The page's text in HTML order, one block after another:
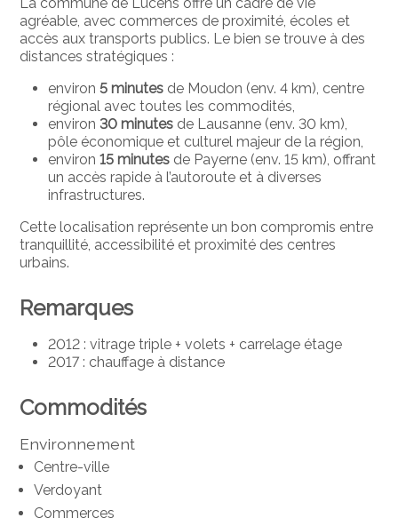
agréable, avec commerces de proximité, écoles et
accès aux transports publics. Le bien se trouve à des
distances stratégiques :
environ5 minutes de Moudon (env. 4 km), centre
régional avec toutes les commodités,
environ 30 minutes de Lausanne (env. 30 km),
pôle économique et culturel majeur de la région,
environ15 minutes de Payerne (env. 15 km), offrant
un accès rapide à l’autoroute et à diverses
infrastructures.
Cette localisation représente un bon compromis entre
tranquillité, accessibilité et proximité des centres
urbains.
Remarques
2012 : vitrage triple + volets + carrelage étage
2017 : chauffage à distance
Commodités
Environnement
Centre-ville
Verdoyant
Commerces